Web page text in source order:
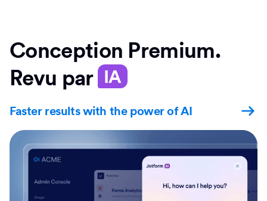
Conception Premium.
Revu par IA
Faster results with the power of AI